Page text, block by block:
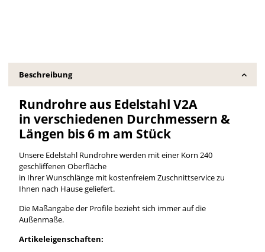
Beschreibung
Rundrohre aus Edelstahl V2A
in verschiedenen Durchmessern &
Längen bis 6 m am Stück
Unsere Edelstahl Rundrohre werden mit einer Korn 240
geschliffenen Oberfläche
in Ihrer Wunschlänge mit kostenfreiem Zuschnittservice zu
Ihnen nach Hause geliefert.
Die Maßangabe der Profile bezieht sich immer auf die
Außenmaße.
Artikeleigenschaften: